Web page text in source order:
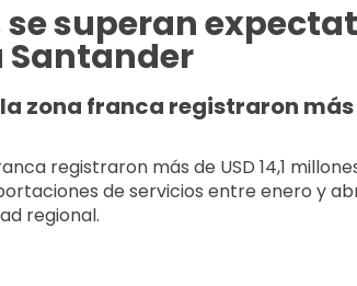
se superan
Santander
zona franca registraron más
registraron más de USD 14,1
de servicios entre enero y
regional.